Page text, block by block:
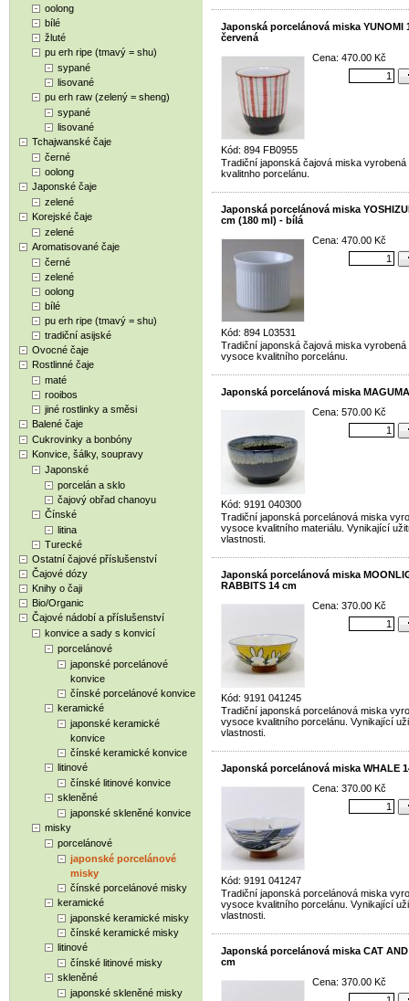
oolong
bílé
žluté
pu erh ripe (tmavý = shu)
sypané
lisované
pu erh raw (zelený = sheng)
sypané
lisované
Tchajwanské čaje
černé
oolong
Japonské čaje
zelené
Korejské čaje
zelené
Aromatisované čaje
černé
zelené
oolong
bílé
pu erh ripe (tmavý = shu)
tradiční asijské
Ovocné čaje
Rostlinné čaje
maté
rooibos
jiné rostlinky a směsi
Balené čaje
Cukrovinky a bonbóny
Konvice, šálky, soupravy
Japonské
porcelán a sklo
čajový obřad chanoyu
Čínské
litina
Turecké
Ostatní čajové příslušenství
Čajové dózy
Knihy o čaji
Bio/Organic
Čajové nádobí a příslušenství
konvice a sady s konvicí
porcelánové
japonské porcelánové
konvice
čínské porcelánové konvice
keramické
japonské keramické
konvice
čínské keramické konvice
litinové
čínské litinové konvice
skleněné
japonské skleněné konvice
misky
porcelánové
japonské porcelánové
misky
čínské porcelánové misky
keramické
japonské keramické misky
čínské keramické misky
litinové
čínské litinové misky
skleněné
japonské skleněné misky
Japonská porcelánová miska YUNOMI
červená
Kód: 894 FB0955
Cena: 470.00 Kč
Tradiční japonská čajová miska
kvalitnho porcelánu.
Japonská porcelánová miska
cm (180 ml) - bílá
Kód: 894 L03531
Cena: 470.00 Kč
Tradiční japonská čajová miska vyrobená
vysoce kvalitního porcelánu.
Japonská porcelánová miska
Kód: 9191 040300
Cena: 570.00 Kč
Tradiční japonská porcelánová miska
vysoce kvalitního materiálu. Vynikající
vlastnosti.
Japonská porcelánová miska
RABBITS 14 cm
Kód: 9191 041245
Cena: 370.00 Kč
Tradiční japonská porcelánová miska
vysoce kvalitního porcelánu. Vynikající
vlastnosti.
Japonská porcelánová miska WHALE
Kód: 9191 041247
Cena: 370.00 Kč
Tradiční japonská porcelánová miska
vysoce kvalitního porcelánu. Vynikající
vlastnosti.
Japonská porcelánová miska CAT AND
cm
Cena: 370.00 Kč